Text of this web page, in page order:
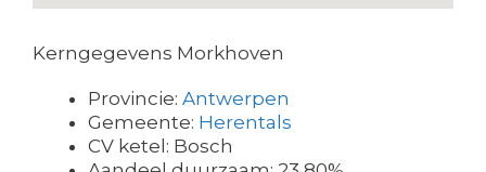
Kerngegevens Morkhoven
Provincie: Antwerpen
Gemeente: Herentals
CV ketel: Bosch